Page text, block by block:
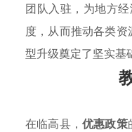
团队入驻，为地方
度，从而推动各类
型升级奠定了坚实基
在临高县，优惠政策